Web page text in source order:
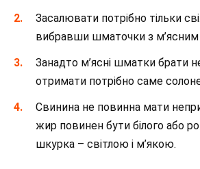
Засалювати потрібно тільки
вибравши шматочки з
Занадто м’ясні шматки брати
отримати потрібно саме
Свинина не повинна мати
жир повинен бути білого або
шкурка – світлою і м’якою.